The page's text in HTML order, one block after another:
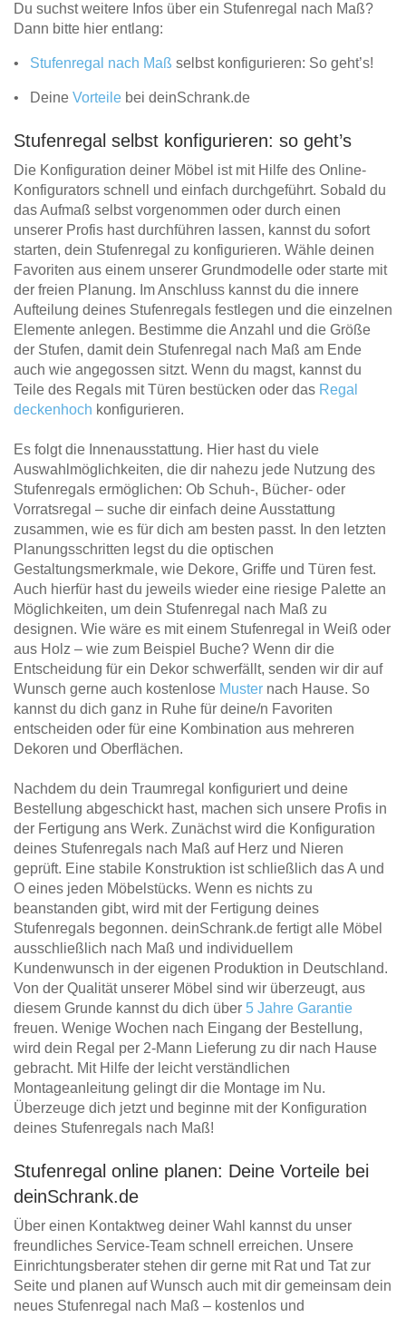
Du suchst weitere Infos über ein Stufenregal nach Maß?
Dann bitte hier entlang:
• Stufenregal nach Maß selbst konfigurieren: So geht’s!
• Deine Vorteile bei deinSchrank.de
Stufenregal selbst konfigurieren: so geht’s
Die Konfiguration deiner Möbel ist mit Hilfe des Online-
Konfigurators schnell und einfach durchgeführt. Sobald du
das Aufmaß selbst vorgenommen oder durch einen
unserer Profis hast durchführen lassen, kannst du sofort
starten, dein Stufenregal zu konfigurieren. Wähle deinen
Favoriten aus einem unserer Grundmodelle oder starte mit
der freien Planung. Im Anschluss kannst du die innere
Aufteilung deines Stufenregals festlegen und die einzelnen
Elemente anlegen. Bestimme die Anzahl und die Größe
der Stufen, damit dein Stufenregal nach Maß am Ende
auch wie angegossen sitzt. Wenn du magst, kannst du
Teile des Regals mit Türen bestücken oder das Regal
deckenhoch konfigurieren.
Es folgt die Innenausstattung. Hier hast du viele
Auswahlmöglichkeiten, die dir nahezu jede Nutzung des
Stufenregals ermöglichen: Ob Schuh-, Bücher- oder
Vorratsregal – suche dir einfach deine Ausstattung
zusammen, wie es für dich am besten passt. In den letzten
Planungsschritten legst du die optischen
Gestaltungsmerkmale, wie Dekore, Griffe und Türen fest.
Auch hierfür hast du jeweils wieder eine riesige Palette an
Möglichkeiten, um dein Stufenregal nach Maß zu
designen. Wie wäre es mit einem Stufenregal in Weiß oder
aus Holz – wie zum Beispiel Buche? Wenn dir die
Entscheidung für ein Dekor schwerfällt, senden wir dir auf
Wunsch gerne auch kostenlose Muster nach Hause. So
kannst du dich ganz in Ruhe für deine/n Favoriten
entscheiden oder für eine Kombination aus mehreren
Dekoren und Oberflächen.
Nachdem du dein Traumregal konfiguriert und deine
Bestellung abgeschickt hast, machen sich unsere Profis in
der Fertigung ans Werk. Zunächst wird die Konfiguration
deines Stufenregals nach Maß auf Herz und Nieren
geprüft. Eine stabile Konstruktion ist schließlich das A und
O eines jeden Möbelstücks. Wenn es nichts zu
beanstanden gibt, wird mit der Fertigung deines
Stufenregals begonnen. deinSchrank.de fertigt alle Möbel
ausschließlich nach Maß und individuellem
Kundenwunsch in der eigenen Produktion in Deutschland.
Von der Qualität unserer Möbel sind wir überzeugt, aus
diesem Grunde kannst du dich über 5 Jahre Garantie
freuen. Wenige Wochen nach Eingang der Bestellung,
wird dein Regal per 2-Mann Lieferung zu dir nach Hause
gebracht. Mit Hilfe der leicht verständlichen
Montageanleitung gelingt dir die Montage im Nu.
Überzeuge dich jetzt und beginne mit der Konfiguration
deines Stufenregals nach Maß!
Stufenregal online planen: Deine Vorteile bei
deinSchrank.de
Über einen Kontaktweg deiner Wahl kannst du unser
freundliches Service-Team schnell erreichen. Unsere
Einrichtungsberater stehen dir gerne mit Rat und Tat zur
Seite und planen auf Wunsch auch mit dir gemeinsam dein
neues Stufenregal nach Maß – kostenlos und